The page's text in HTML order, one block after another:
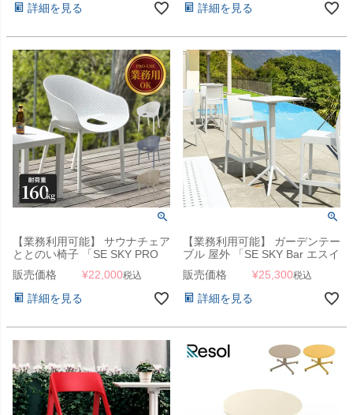
バーチェア 3点セット」
詳細を見る 詳細を見る
【業務利用可能】 サウナチェア
ととのい椅子 「SE SKY PRO
エスイー スカイ プロ スタッキ
ング アームチェア」 4脚まで
スタキング可能
販売価格 ¥22,000税込
詳細を見る
【業務利用可能】 ガーデンテー
ブル 屋外 「SE SKY Bar エスイ
ー スカイ フォールディング バ
ーテーブル 60×60cm」
販売価格 ¥25,300税込
詳細を見る